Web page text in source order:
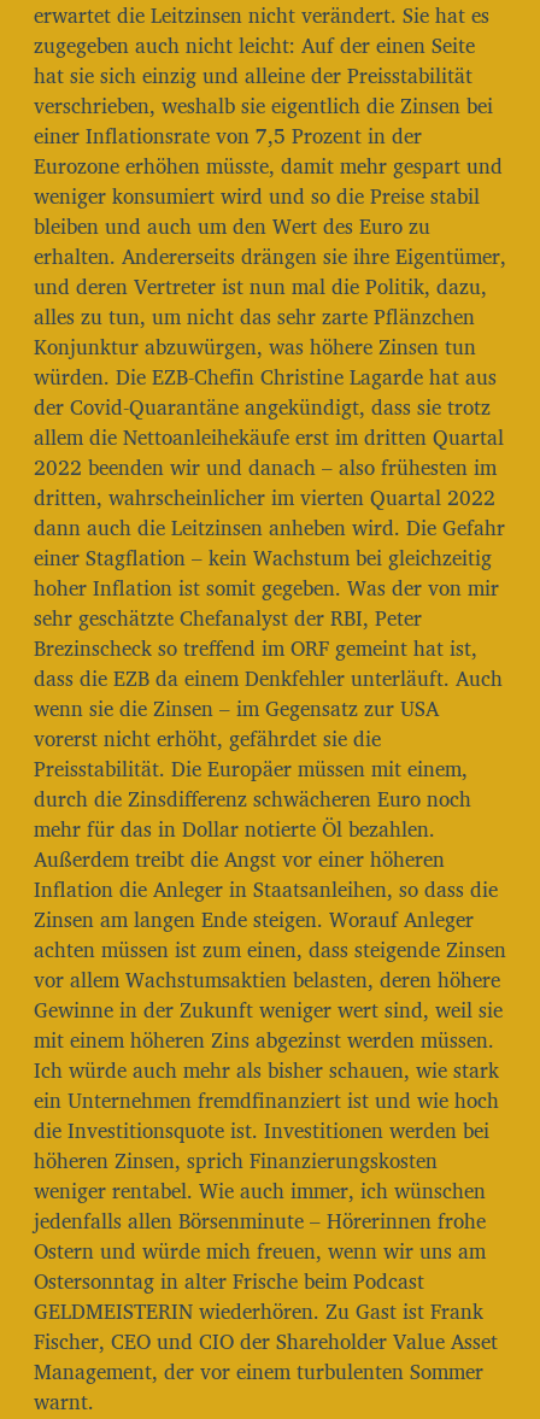
s
d
a
t
u
m
i
o
-
P
l
a
y
e
r
erwartet die Leitzinsen nicht verändert. Sie hat es
zugegeben auch nicht leicht: Auf der einen Seite
hat sie sich einzig und alleine der Preisstabilität
verschrieben, weshalb sie eigentlich die Zinsen bei
einer Inflationsrate von 7,5 Prozent in der
Eurozone erhöhen müsste, damit mehr gespart und
weniger konsumiert wird und so die Preise stabil
bleiben und auch um den Wert des Euro zu
erhalten. Andererseits drängen sie ihre Eigentümer,
und deren Vertreter ist nun mal die Politik, dazu,
alles zu tun, um nicht das sehr zarte Pflänzchen
Konjunktur abzuwürgen, was höhere Zinsen tun
würden. Die EZB-Chefin Christine Lagarde hat aus
der Covid-Quarantäne angekündigt, dass sie trotz
allem die Nettoanleihekäufe erst im dritten Quartal
2022 beenden wir und danach – also frühesten im
dritten, wahrscheinlicher im vierten Quartal 2022
dann auch die Leitzinsen anheben wird. Die Gefahr
einer Stagflation – kein Wachstum bei gleichzeitig
hoher Inflation ist somit gegeben. Was der von mir
sehr geschätzte Chefanalyst der RBI, Peter
Brezinscheck so treffend im ORF gemeint hat ist,
dass die EZB da einem Denkfehler unterläuft. Auch
wenn sie die Zinsen – im Gegensatz zur USA
vorerst nicht erhöht, gefährdet sie die
Preisstabilität. Die Europäer müssen mit einem,
durch die Zinsdifferenz schwächeren Euro noch
mehr für das in Dollar notierte Öl bezahlen.
Außerdem treibt die Angst vor einer höheren
Inflation die Anleger in Staatsanleihen, so dass die
Zinsen am langen Ende steigen. Worauf Anleger
achten müssen ist zum einen, dass steigende Zinsen
vor allem Wachstumsaktien belasten, deren höhere
Gewinne in der Zukunft weniger wert sind, weil sie
mit einem höheren Zins abgezinst werden müssen.
Ich würde auch mehr als bisher schauen, wie stark
ein Unternehmen fremdfinanziert ist und wie hoch
die Investitionsquote ist. Investitionen werden bei
höheren Zinsen, sprich Finanzierungskosten
weniger rentabel. Wie auch immer, ich wünschen
jedenfalls allen Börsenminute – Hörerinnen frohe
Ostern und würde mich freuen, wenn wir uns am
Ostersonntag in alter Frische beim Podcast
GELDMEISTERIN wiederhören. Zu Gast ist Frank
Fischer, CEO und CIO der Shareholder Value Asset
Management, der vor einem turbulenten Sommer
warnt.